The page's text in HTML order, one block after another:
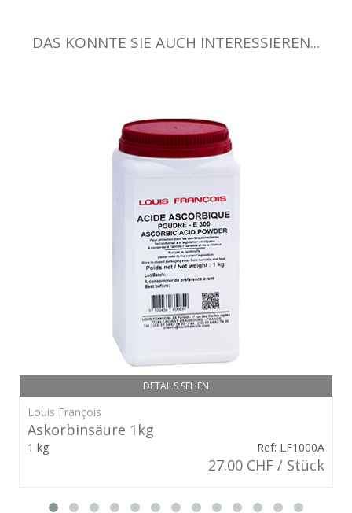
DAS KÖNNTE SIE AUCH INTERESSIEREN...
DETAILS SEHEN
Louis François
Askorbinsäure 1kg
1 kg Ref: LF1000A
27.00 CHF / Stück